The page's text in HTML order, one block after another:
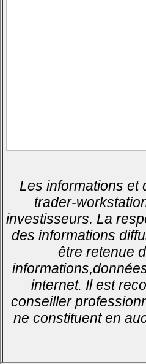
Les informations et
trader-
investisseurs. La
des informations
être retenue
internet. Il est
conseiller
ne constituent en